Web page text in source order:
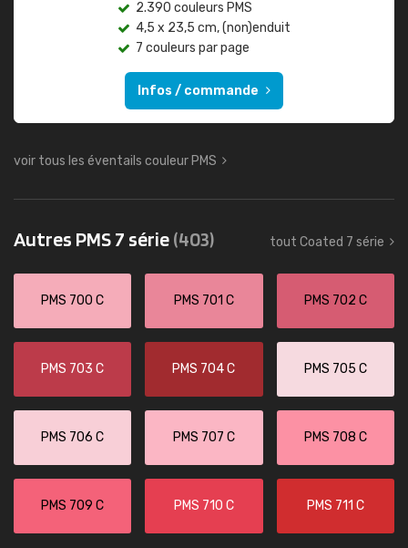
2.390 couleurs PMS
4,5 x 23,5 cm, (non)enduit
7 couleurs par page
Infos / commande
voir tous les éventails couleur PMS
Autres PMS 7 série(403) tout Coated 7 série
PMS 700 C PMS 701 C PMS 702 C
PMS 703 C PMS 704 C PMS 705 C
PMS 706 C PMS 707 C PMS 708 C
PMS 709 C PMS 710 C PMS 711 C